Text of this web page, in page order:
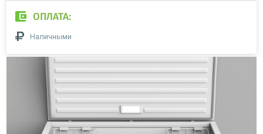
ОПЛАТА:
Наличными